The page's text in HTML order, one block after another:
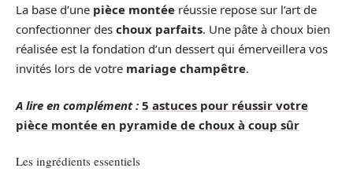
La base d’une pièce montée réussie repose sur l’art de
confectionner des choux parfaits. Une pâte à choux bien
réalisée est la fondation d’un dessert qui émerveillera vos
invités lors de votre mariage champêtre.
A lire en complément : 5 astuces pour réussir votre
pièce montée en pyramide de choux à coup sûr
Les ingrédients essentiels